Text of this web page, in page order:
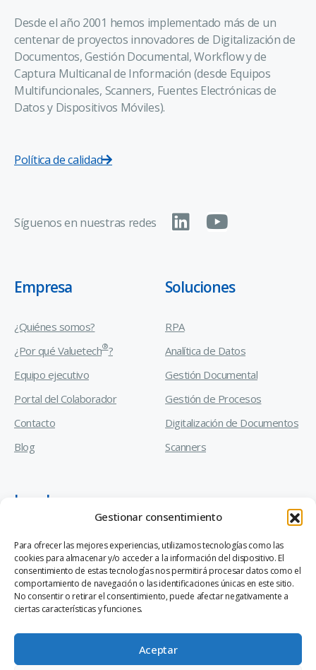
Gestionar consentimiento
Para ofrecer las mejores experiencias, utilizamos tecnologías como las
cookies para almacenar y/o acceder a la información del dispositivo. El
consentimiento de estas tecnologías nos permitirá procesar datos como el
comportamiento de navegación o las identificaciones únicas en este sitio.
No consentir o retirar el consentimiento, puede afectar negativamente a
ciertas características y funciones.
Aceptar
Desde el año 2001 hemos implementado más de un
centenar de proyectos innovadores de Digitalización de
Documentos, Gestión Documental, Workflow y de
Captura Multicanal de Información (desde Equipos
Multifuncionales, Scanners, Fuentes Electrónicas de
Datos y Dispositivos Móviles).
Política de calidad
Síguenos en nuestras redes
Empresa
¿Quiénes somos?
¿Por qué Valuetech®?
Equipo ejecutivo
Portal del Colaborador
Contacto
Blog
Soluciones
RPA
Analítica de Datos
Gestión Documental
Gestión de Procesos
Digitalización de Documentos
Scanners
Legal
Manual de Prevención de Delitos
Código de Ética y Conducta Empresarial
Canal de Denuncias Ley 20.393